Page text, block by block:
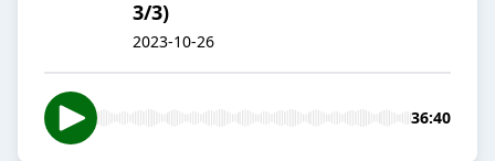
3/3)
2023-10-26
36:40